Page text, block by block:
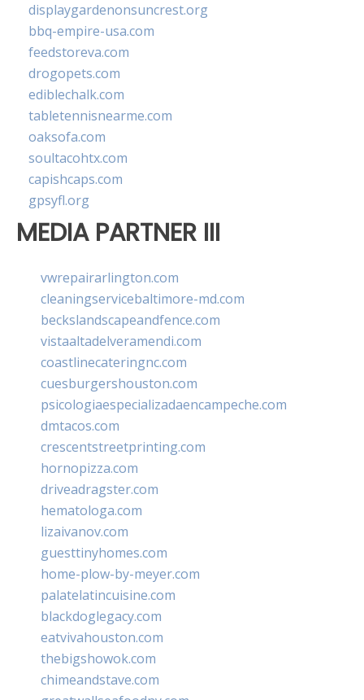
displaygardenonsuncrest.org
bbq-empire-usa.com
feedstoreva.com
drogopets.com
ediblechalk.com
tabletennisnearme.com
oaksofa.com
soultacohtx.com
capishcaps.com
gpsyfl.org
MEDIA PARTNER III
vwrepairarlington.com
cleaningservicebaltimore-md.com
beckslandscapeandfence.com
vistaaltadelveramendi.com
coastlinecateringnc.com
cuesburgershouston.com
psicologiaespecializadaencampeche.com
dmtacos.com
crescentstreetprinting.com
hornopizza.com
driveadragster.com
hematologa.com
lizaivanov.com
guesttinyhomes.com
home-plow-by-meyer.com
palatelatincuisine.com
blackdoglegacy.com
eatvivahouston.com
thebigshowok.com
chimeandstave.com